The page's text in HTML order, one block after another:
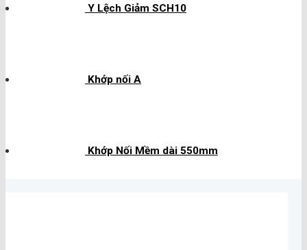
Y Lệch Giảm SCH10
Khớp nối A
Khớp Nối Mềm dài 550mm